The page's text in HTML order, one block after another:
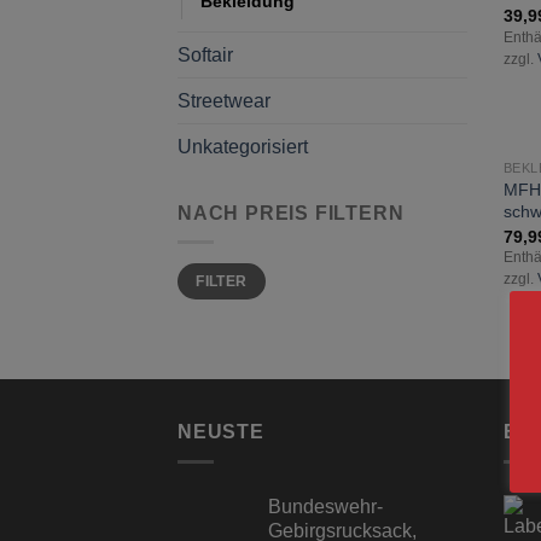
Softair
Streetwear
Unkategorisiert
NACH PREIS FILTERN
Min.
Preis
Max.
PreisFILTER
zzgl.
zzgl.
NEUSTE
Bundeswehr-
Gebirgsrucksack,